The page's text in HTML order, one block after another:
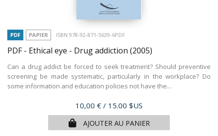
PDF PAPIER ISBN 978-92-871-5639-6PDF
PDF - Ethical eye - Drug addiction (2005)
Can a drug addict be forced to seek treatment? Should preventive
screening be made systematic, particularly in the workplace? Do
some information and education policies not have the...
Prix
10,00 € / 15.00 $US
AJOUTER AU PANIER